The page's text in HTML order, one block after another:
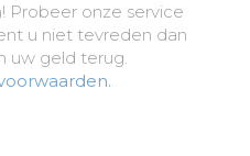
Probeer onze service
u niet tevreden dan
uw geld terug.